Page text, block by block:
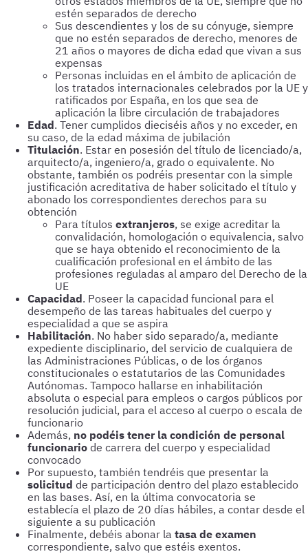
estén separados de derecho
Sus descendientes y los de su cónyuge, siempre
que no estén separados de derecho, menores de
21 años o mayores de dicha edad que vivan a sus
expensas
Personas incluidas en el ámbito de aplicación de
los tratados internacionales celebrados por la UE y
ratificados por España, en los que sea de
aplicación la libre circulación de trabajadores
Edad. Tener cumplidos dieciséis años y no exceder, en
su caso, de la edad máxima de jubilación
Titulación. Estar en posesión del título de licenciado/a,
arquitecto/a, ingeniero/a, grado o equivalente. No
obstante, también os podréis presentar con la simple
justificación acreditativa de haber solicitado el título y
abonado los correspondientes derechos para su
obtención
Para títulos extranjeros, se exige acreditar la
convalidación, homologación o equivalencia, salvo
que se haya obtenido el reconocimiento de la
cualificación profesional en el ámbito de las
profesiones reguladas al amparo del Derecho de la
UE
Capacidad. Poseer la capacidad funcional para el
desempeño de las tareas habituales del cuerpo y
especialidad a que se aspira
Habilitación. No haber sido separado/a, mediante
expediente disciplinario, del servicio de cualquiera de
las Administraciones Públicas, o de los órganos
constitucionales o estatutarios de las Comunidades
Autónomas. Tampoco hallarse en inhabilitación
absoluta o especial para empleos o cargos públicos por
resolución judicial, para el acceso al cuerpo o escala de
funcionario
Además, no podéis tener la condición de personal
funcionario de carrera del cuerpo y especialidad
convocado
Por supuesto, también tendréis que presentar la
solicitud de participación dentro del plazo establecido
en las bases. Así, en la última convocatoria se
establecía el plazo de 20 días hábiles, a contar desde el
siguiente a su publicación
Finalmente, debéis abonar la tasa de examen
correspondiente, salvo que estéis exentos.